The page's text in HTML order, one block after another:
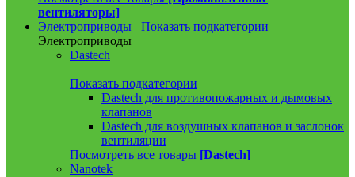
вентиляторы]
Электроприводы
Показать подкатегории
Электроприводы
Dastech
Показать подкатегории
Dastech для противопожарных и дымовых
клапанов
Dastech для воздушных клапанов и заслонок
вентиляции
Посмотреть все товары [Dastech]
Nanotek